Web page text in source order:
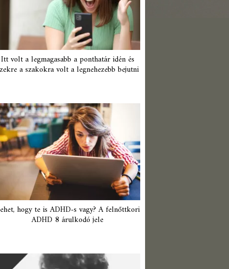
Itt volt a legmagasabb a ponthatár idén és
a szakokra volt a legnehezebb bejutni
hogy te is ADHD-s vagy? A felnőttkori
ADHD 8 árulkodó jele